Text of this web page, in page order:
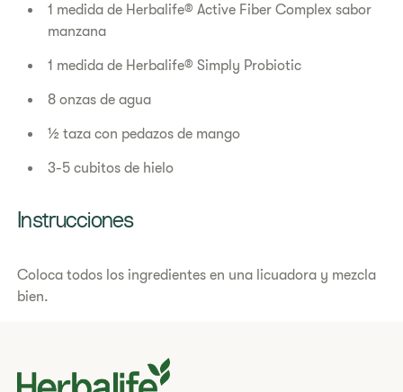
1 medida de Herbalife® Active Fiber Complex sabor
manzana
1 medida de Herbalife® Simply Probiotic
8 onzas de agua
½ taza con pedazos de mango
3-5 cubitos de hielo
Instrucciones​
Coloca todos los ingredientes en una licuadora y mezcla
bien.